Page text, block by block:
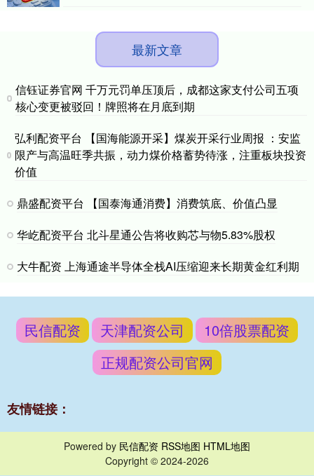
最新文章
信钰证券官网 千万元罚单压顶后，成都这家支付公司五项
核心变更被驳回！牌照将在月底到期
弘利配资平台 【国海能源开采】煤炭开采行业周报 ：安监
限产与高温旺季共振，动力煤价格蓄势待涨，注重板块投资
价值
鼎盛配资平台 【国泰海通消费】消费筑底、价值凸显
华屹配资平台 北斗星通公告将收购芯与物5.83%股权
大牛配资 上海通途半导体全栈AI压缩迎来长期黄金红利期
民信配资 天津配资公司
10倍股票配资
正规配资公司官网
友情链接：
Powered by 民信配资 RSS地图 HTML地图
Copyright © 2024-2026